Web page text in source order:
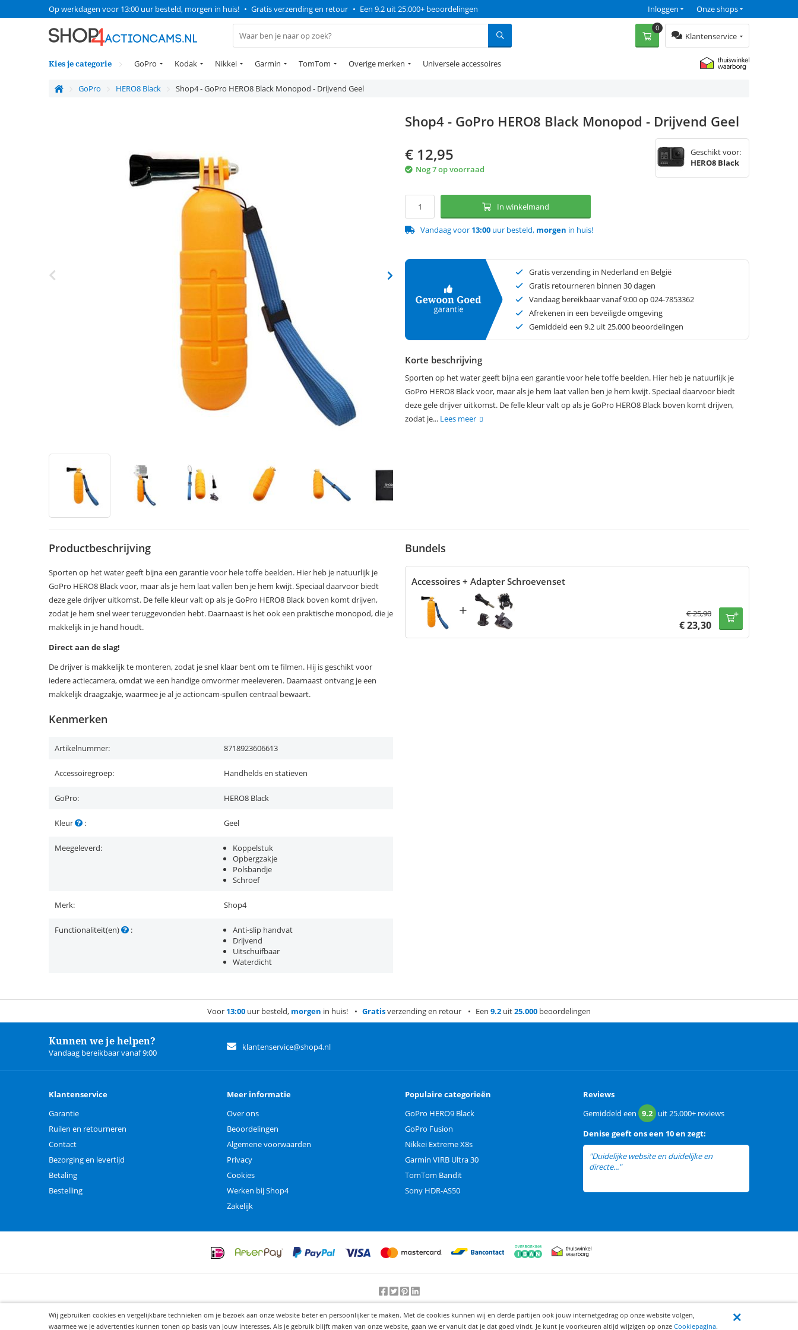
Op werkdagen voor 13:00 uur besteld, morgen in huis! • Gratis verzending en retour • Een 9.2 uit 25.000+ beoordelingen Onze shops
Inloggen
Klantenservice
0
Kies je categorie GoPro Kodak Nikkei Garmin TomTom Overige merken Universele accessoires
GoPro HERO8 Black Shop4 - GoPro HERO8 Black Monopod - Drijvend Geel
Shop4 - GoPro HERO8 Black Monopod - Drijvend Geel
€ 12,95
Nog 7 op voorraad
Geschikt voor:
HERO8 Black
In winkelmand
Vandaag voor 13:00 uur besteld, morgen in huis!
Gratis verzending in Nederland en België
Gratis retourneren binnen 30 dagen
Vandaag bereikbaar vanaf 9:00 op 024-7853362
Afrekenen in een beveiligde omgeving
Gemiddeld een 9.2 uit 25.000 beoordelingen
Korte beschrijving
Sporten op het water geeft bijna een garantie voor hele toffe beelden. Hier heb je natuurlijk je
GoPro HERO8 Black voor, maar als je hem laat vallen ben je hem kwijt. Speciaal daarvoor biedt
deze gele drijver uitkomst. De felle kleur valt op als je GoPro HERO8 Black boven komt drijven,
zodat je... Lees meer
Productbeschrijving
Sporten op het water geeft bijna een garantie voor hele toffe beelden. Hier heb je natuurlijk je
GoPro HERO8 Black voor, maar als je hem laat vallen ben je hem kwijt. Speciaal daarvoor biedt
deze gele drijver uitkomst. De felle kleur valt op als je GoPro HERO8 Black boven komt drijven,
zodat je hem snel weer teruggevonden hebt. Daarnaast is het ook een praktische monopod, die je
makkelijk in je hand houdt.
Direct aan de slag!
De drijver is makkelijk te monteren, zodat je snel klaar bent om te filmen. Hij is geschikt voor
iedere actiecamera, omdat we een handige omvormer meeleveren. Daarnaast ontvang je een
makkelijk draagzakje, waarmee je al je actioncam-spullen centraal bewaart.
Kenmerken
Artikelnummer: 8718923606613
Accessoiregroep: Handhelds en statieven
GoPro: HERO8 Black
Kleur : Geel
Meegeleverd:
Koppelstuk
Opbergzakje
Polsbandje
Schroef
Merk: Shop4
Functionaliteit(en) :
Anti-slip handvat
Drijvend
Uitschuifbaar
Waterdicht
Bundels
Accessoires + Adapter Schroevenset
+ €25,90
€23,30
Voor 13:00 uur besteld, morgen in huis! Gratisverzending en retour Een 9.2 uit25.000 beoordelingen
Kunnen we je helpen?
Vandaag bereikbaar vanaf 9:00
klantenservice@shop4.nl
Klantenservice
Garantie
Ruilen en retourneren
Contact
Bezorging en levertijd
Betaling
Bestelling
Meer informatie
Over ons
Beoordelingen
Algemene voorwaarden
Privacy
Cookies
Werken bij Shop4
Zakelijk
Populaire categorieën
GoPro HERO9 Black
GoPro Fusion
Nikkei Extreme X8s
Garmin VIRB Ultra 30
TomTom Bandit
Sony HDR-AS50
Reviews
Gemiddeld een 9.2 uit25.000+ reviews
Denisegeeft ons een 10 en zegt:
"Duidelijke website en duidelijke en
directe..."
Beoordeling door klanten:9.2/10-25000beoordelingen
© 2012-2026 Knaak Commerce B.V.
Wij gebruiken cookies en vergelijkbare technieken om je bezoek aan onze website beter en persoonlijker te maken. Met de cookies kunnen wij en derde partijen ook jouw internetgedrag op onze website volgen,
waarmee we je advertenties kunnen tonen op basis van jouw interesses. Als je gebruik blijft maken van onze website, gaan we er vanuit dat je dat goed vindt. Je kunt je voorkeuren altijd wijzigen op onze Cookiepagina.